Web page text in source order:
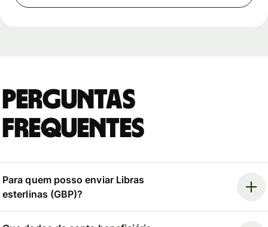
Perguntas
Frequentes
Para quem posso enviar Libras
esterlinas (GBP)?